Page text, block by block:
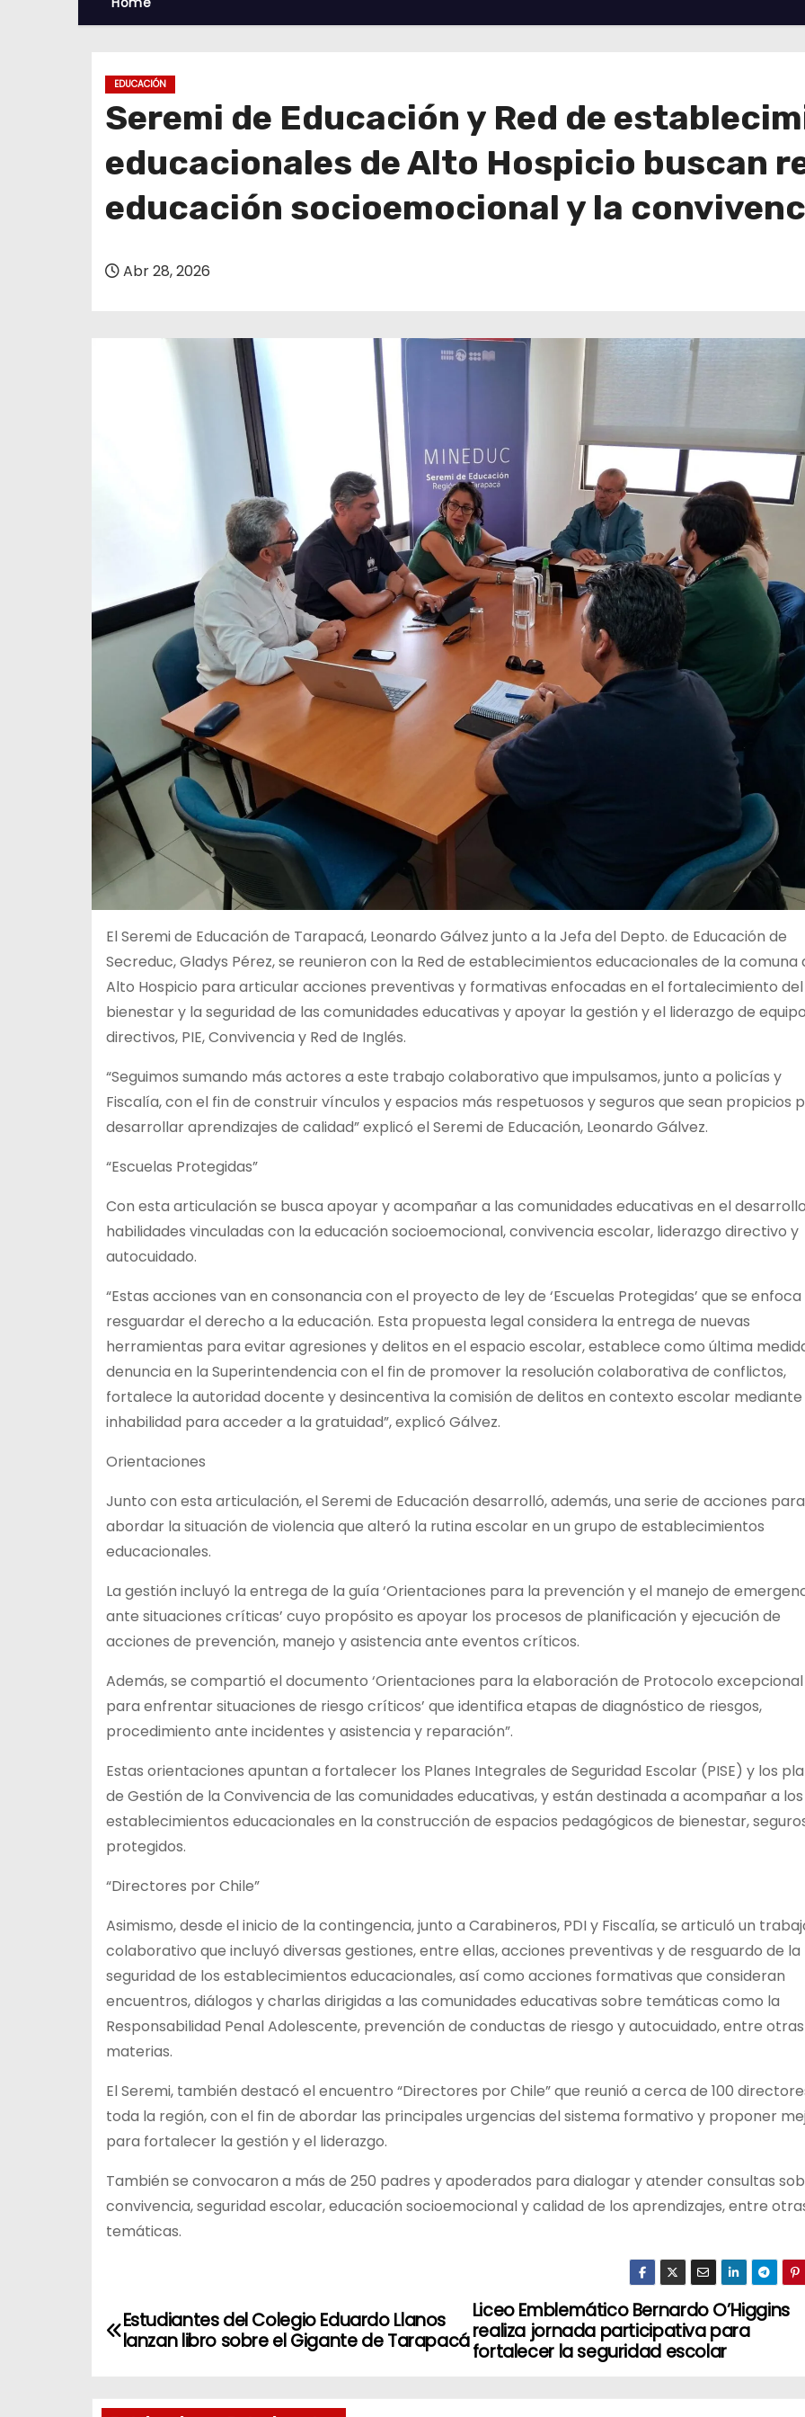
EDUCACIÓN
Seremi de Educación y Red de
educacionales de Alto Hospicio buscan
educación socioemocional y la
Abr 28, 2026
El Seremi de Educación de Tarapacá, Leonardo Gálvez junto a la Jefa del Depto. de Educación de
Secreduc, Gladys Pérez, se reunieron con la Red de establecimientos educacionales de la comuna
Alto Hospicio para articular acciones preventivas y formativas enfocadas en el fortalecimiento del
bienestar y la seguridad de las comunidades educativas y apoyar la gestión y el liderazgo de
directivos, PIE, Convivencia y Red de Inglés.
“Seguimos sumando más actores a este trabajo colaborativo que impulsamos, junto a policías y
Fiscalía, con el fin de construir vínculos y espacios más respetuosos y seguros que sean propicios
desarrollar aprendizajes de calidad” explicó el Seremi de Educación, Leonardo Gálvez.
“Escuelas Protegidas”
Con esta articulación se busca apoyar y acompañar a las comunidades educativas en el
habilidades vinculadas con la educación socioemocional, convivencia escolar, liderazgo directivo y
autocuidado.
“Estas acciones van en consonancia con el proyecto de ley de ‘Escuelas Protegidas’ que se enfoca
resguardar el derecho a la educación. Esta propuesta legal considera la entrega de nuevas
herramientas para evitar agresiones y delitos en el espacio escolar, establece como última
denuncia en la Superintendencia con el fin de promover la resolución colaborativa de conflictos,
fortalece la autoridad docente y desincentiva la comisión de delitos en contexto escolar mediante
inhabilidad para acceder a la gratuidad”, explicó Gálvez.
Orientaciones
Junto con esta articulación, el Seremi de Educación desarrolló, además, una serie de acciones para
abordar la situación de violencia que alteró la rutina escolar en un grupo de establecimientos
educacionales.
La gestión incluyó la entrega de la guía ‘Orientaciones para la prevención y el manejo de
ante situaciones críticas’ cuyo propósito es apoyar los procesos de planificación y ejecución de
acciones de prevención, manejo y asistencia ante eventos críticos.
Además, se compartió el documento ‘Orientaciones para la elaboración de Protocolo excepcional
para enfrentar situaciones de riesgo críticos’ que identifica etapas de diagnóstico de riesgos,
procedimiento ante incidentes y asistencia y reparación”.
Estas orientaciones apuntan a fortalecer los Planes Integrales de Seguridad Escolar (PISE) y los
de Gestión de la Convivencia de las comunidades educativas, y están destinada a acompañar a los
establecimientos educacionales en la construcción de espacios pedagógicos de bienestar,
protegidos.
“Directores por Chile”
Asimismo, desde el inicio de la contingencia, junto a Carabineros, PDI y Fiscalía, se articuló un
colaborativo que incluyó diversas gestiones, entre ellas, acciones preventivas y de resguardo de la
seguridad de los establecimientos educacionales, así como acciones formativas que consideran
encuentros, diálogos y charlas dirigidas a las comunidades educativas sobre temáticas como la
Responsabilidad Penal Adolescente, prevención de conductas de riesgo y autocuidado, entre otras
materias.
El Seremi, también destacó el encuentro “Directores por Chile” que reunió a cerca de 100
toda la región, con el fin de abordar las principales urgencias del sistema formativo y proponer
para fortalecer la gestión y el liderazgo.
También se convocaron a más de 250 padres y apoderados para dialogar y atender consultas
convivencia, seguridad escolar, educación socioemocional y calidad de los aprendizajes, entre
temáticas.
N
Liceo Emblemático Bernardo O’Higgins
realiza jornada participativa para
fortalecer la seguridad escolar
Estudiantes del Colegio Eduardo Llanos
lanzan libro sobre el Gigante de Tarapacá